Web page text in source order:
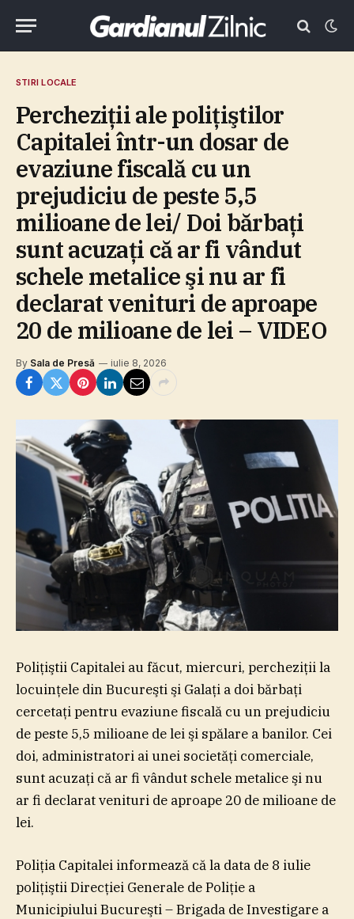
STIRI LOCALE
Percheziţii ale poliţiştilor
Capitalei într-un dosar de
evaziune fiscală cu un
prejudiciu de peste 5,5
milioane de lei/ Doi bărbaţi
sunt acuzaţi că ar fi vândut
schele metalice şi nu ar fi
declarat venituri de aproape
20 de milioane de lei – VIDEO
By Sala de Presă iulie 8, 2026
Poliţiştii Capitalei au făcut, miercuri, percheziţii la
locuinţele din Bucureşti şi Galaţi a doi bărbaţi
cercetaţi pentru evaziune fiscală cu un prejudiciu
de peste 5,5 milioane de lei şi spălare a banilor. Cei
doi, administratori ai unei societăţi comerciale,
sunt acuzaţi că ar fi vândut schele metalice şi nu
ar fi declarat venituri de aproape 20 de milioane de
lei.
Poliţia Capitalei informează că la data de 8 iulie
poliţiştii Direcţiei Generale de Poliţie a
Municipiului Bucureşti – Brigada de Investigare a